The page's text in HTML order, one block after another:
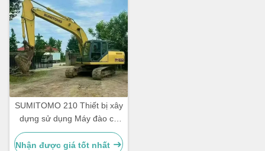
SUMITOMO 210 Thiết bị xây
dựng sử dụng Máy đào cũ
tiết kiệm nhiên liệu cho
đường bộ
Nhận được giá tốt nhất